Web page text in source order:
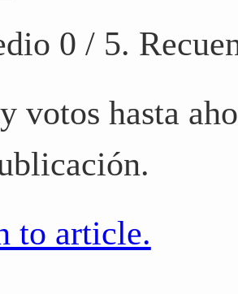
0 / 5.
votos hasta
to article.